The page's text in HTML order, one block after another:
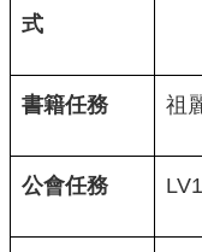
式
書籍任務 祖
公會任務